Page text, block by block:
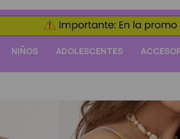
NIÑOS ADOLESCENTES